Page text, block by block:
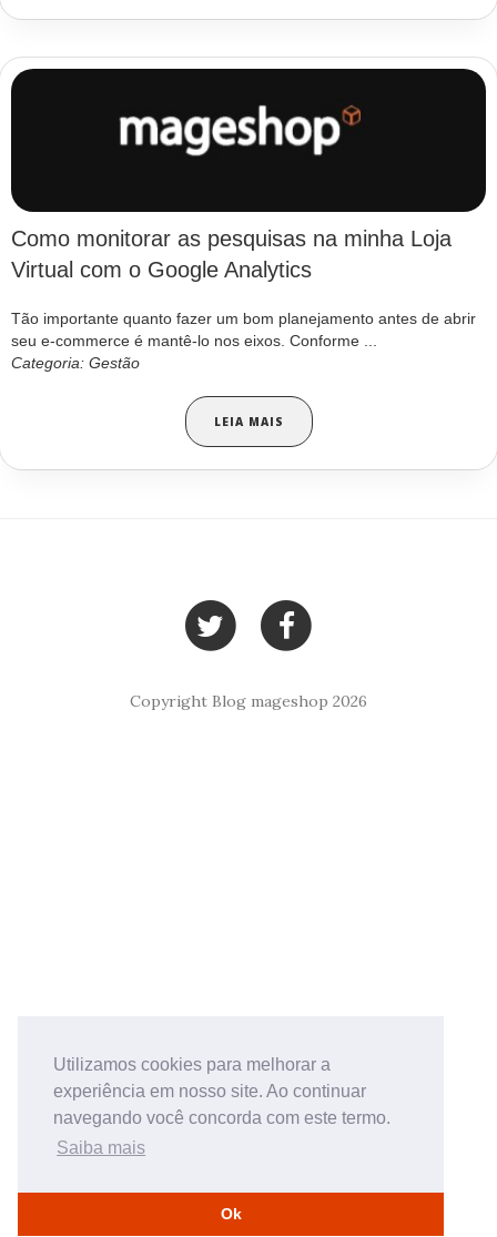
Utilizamos cookies para melhorar a
experiência em nosso site. Ao continuar
navegando você concorda com este termo.
Saiba mais
Ok
Como monitorar as pesquisas na minha Loja
Virtual com o Google Analytics
Tão importante quanto fazer um bom planejamento antes de abrir
seu e-commerce é mantê-lo nos eixos. Conforme ...
Categoria: Gestão
LEIA MAIS
Copyright Blog mageshop 2026